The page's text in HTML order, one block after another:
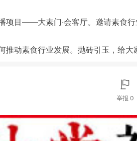
目——大素门·会客厅。邀请素食
动素食行业发展。抛砖引玉，给大
举报 0